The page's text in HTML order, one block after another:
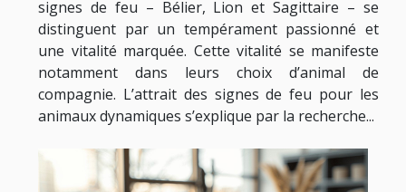
signes de feu – Bélier, Lion et Sagittaire – se
distinguent par un tempérament passionné et
une vitalité marquée. Cette vitalité se manifeste
notamment dans leurs choix d’animal de
compagnie. L’attrait des signes de feu pour les
animaux dynamiques s’explique par la recherche...